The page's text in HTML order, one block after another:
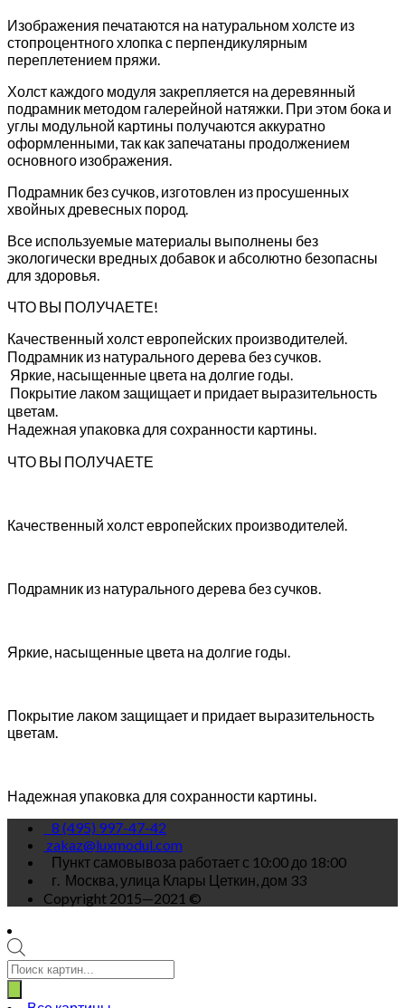
Изображения печатаются на натуральном холсте из
стопроцентного хлопка с перпендикулярным
переплетением пряжи.
Холст каждого модуля закрепляется на деревянный
подрамник методом галерейной натяжки. При этом бока и
углы модульной картины получаются аккуратно
оформленными, так как запечатаны продолжением
основного изображения.
Подрамник без сучков, изготовлен из просушенных
хвойных древесных пород.
Все используемые материалы выполнены без
экологически вредных добавок и абсолютно безопасны
для здоровья.
ЧТО ВЫ ПОЛУЧАЕТЕ!
Качественный холст европейских производителей.
Подрамник из натурального дерева без сучков.
Яркие, насыщенные цвета на долгие годы.
Покрытие лаком защищает и придает выразительность
цветам.
Надежная упаковка для сохранности картины.
ЧТО ВЫ ПОЛУЧАЕТЕ
Качественный холст европейских производителей.
Подрамник из натурального дерева без сучков.
Яркие, насыщенные цвета на долгие годы.
Покрытие лаком защищает и придает выразительность
цветам.
Надежная упаковка для сохранности картины.
8 (495) 997-47-42
zakaz@luxmodul.com
Пункт самовывоза работает с 10:00 до 18:00
г. Москва, улица Клары Цеткин, дом 33
Copyright 2015—2021 ©
Поиск
товаров